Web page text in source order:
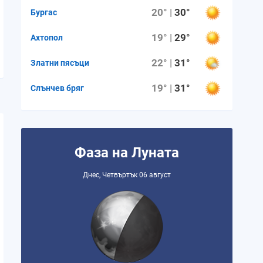
Бургас 20° |30°
Ахтопол 19° |29°
Златни пясъци 22° |31°
Слънчев бряг 19° |31°
Фаза на Луната
Днес, Четвъртък 06 август